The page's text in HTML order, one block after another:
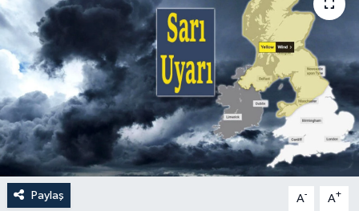
Paylaş A- A+